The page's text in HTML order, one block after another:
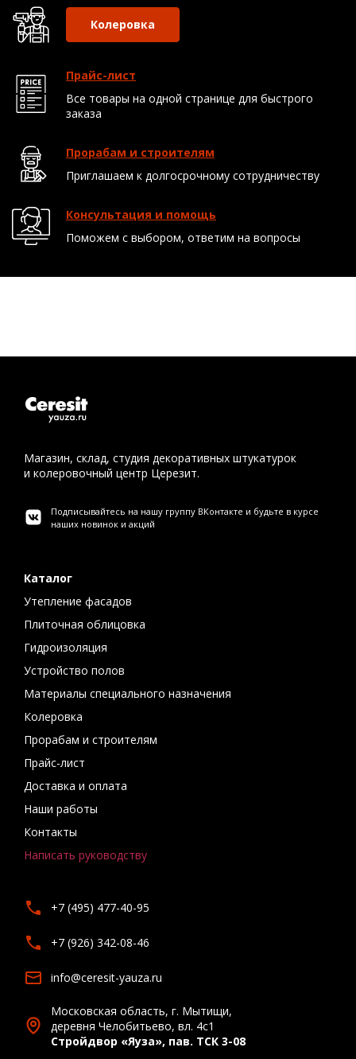
Колеровка
Прайс-лист
Все товары на одной странице для быстрого
заказа
Прорабам и строителям
Приглашаем к долгосрочному сотрудничеству
Консультация и помощь
Поможем с выбором, ответим на вопросы
Магазин, склад, студия декоративных штукатурок
и колеровочный центр Церезит.
Подписывайтесь на нашу группу ВКонтакте и будьте в курсе
наших новинок и акций
Каталог
Утепление фасадов
Плиточная облицовка
Гидроизоляция
Устройство полов
Материалы специального назначения
Колеровка
Прорабам и строителям
Прайс-лист
Доставка и оплата
Наши работы
Контакты
Написать руководству
+7 (495) 477-40-95
+7 (926) 342-08-46
info@ceresit-yauza.ru
Московская область, г. Мытищи,
деревня Челобитьево, вл. 4с1
Стройдвор «Яуза», пав. ТСК 3-08